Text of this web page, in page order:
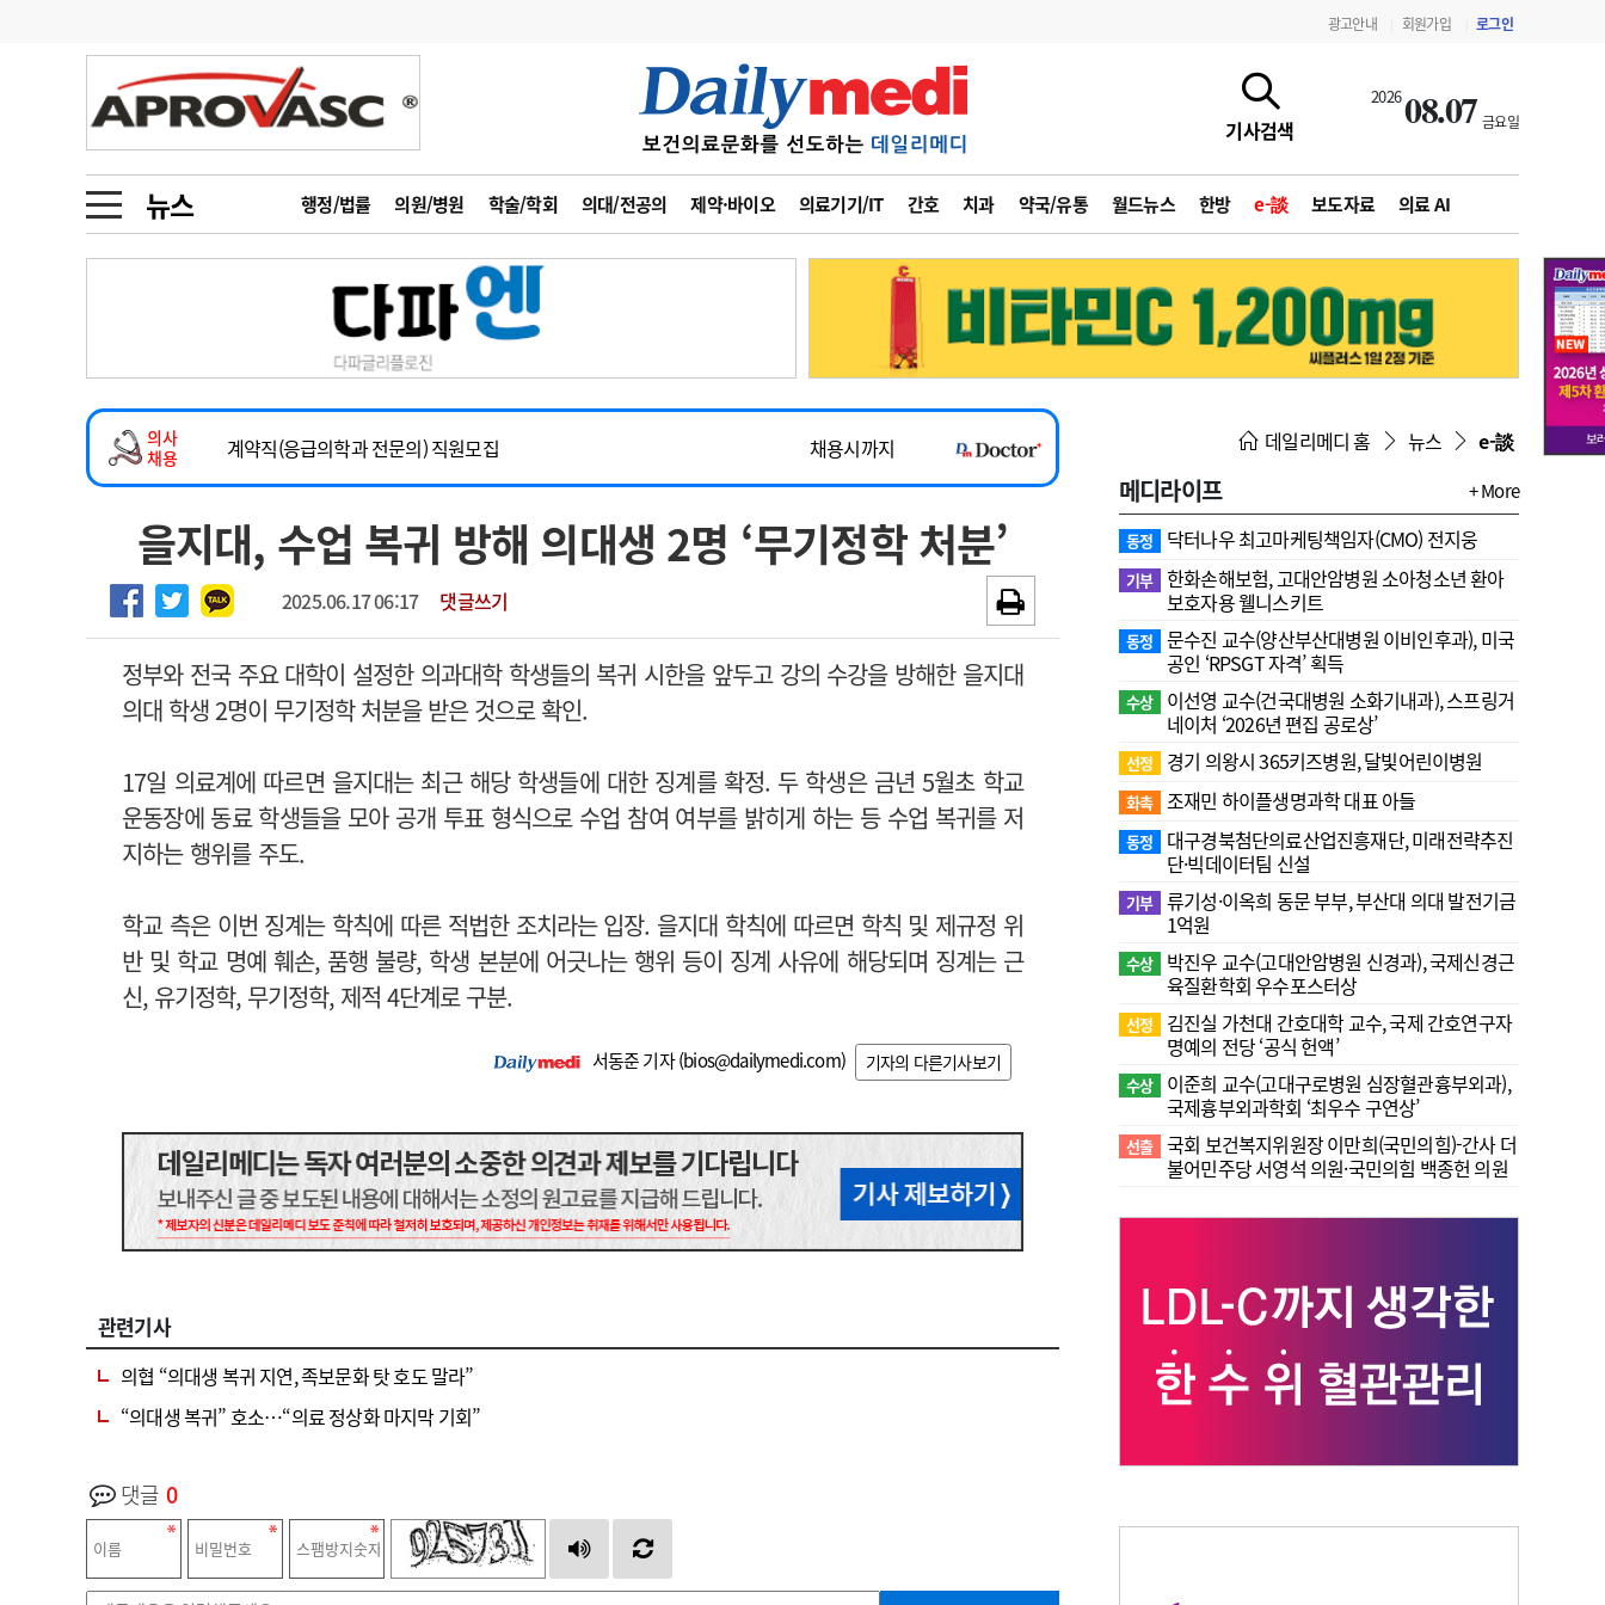
광고안내 회원가입 로그인
기사검색
202608.07 금요일
뉴스 행정/법률 의원/병원 학술/학회 의대/전공의 제약·바이오 의료기기/IT 간호 치과 약국/유통 월드뉴스 한방 e-談 보도자료 의료 AI
금주의 검색어
1
의사인력 수급 추계
2
성분명 처방
3
AI의료
4
전공의 모집 결과
6
관리급여 실시
지필공 지원책
수련환경 개선
의과대학 입시
메디인포 인사 사고
오피니언 칼럼 수첩
인물 초대석 피플
동영상뉴스
포토뉴스
메디 Hospital 지역병원 중소병원
인포메이션 행정처분 판례 정책/통계 공시 지침·기준·평가 약제급여 심사 결과
고객센터 회사소개 법적고지 광고안내
의사
채용
2026년 하반기 인턴 모집
~2026-08-31
마취통증의학과 임기제 임상의사 채용
채용시까지
계약직(응급의학과 전문의) 직원모집
채용시까지
하반기 전공의(레지던트1년차) 모집
~2026-08-15
2026년 하반기 인턴 모집
~2026-08-31
마취통증의학과 임기제 임상의사 채용
을지대, 수업 복귀 방해 의대생 2명 ‘무기정학 처분’
2025.06.17 06:17 댓글쓰기
정부와 전국 주요 대학이 설정한 의과대학 학생들의 복귀 시한을 앞두고 강의 수강을 방해한 을지대
의대 학생 2명이 무기정학 처분을 받은 것으로 확인.
17일 의료계에 따르면 을지대는 최근 해당 학생들에 대한 징계를 확정. 두 학생은 금년 5월초 학교
운동장에 동료 학생들을 모아 공개 투표 형식으로 수업 참여 여부를 밝히게 하는 등 수업 복귀를 저
지하는 행위를 주도.
학교 측은 이번 징계는 학칙에 따른 적법한 조치라는 입장. 을지대 학칙에 따르면 학칙 및 제규정 위
반 및 학교 명예 훼손, 품행 불량, 학생 본분에 어긋나는 행위 등이 징계 사유에 해당되며 징계는 근
신, 유기정학, 무기정학, 제적 4단계로 구분.
서동준 기자 (bios@dailymedi.com) 기자의 다른기사보기
관련기사
의협 “의대생 복귀 지연, 족보문화 탓 호도 말라”
“의대생 복귀” 호소…“의료 정상화 마지막 기회”
댓글 0
데일리메디 홈 뉴스 e-談
메디라이프 + More
동정 닥터나우 최고마케팅책임자(CMO) 전지웅
기부 한화손해보험, 고대안암병원 소아청소년 환아
보호자용 웰니스키트
동정
문수진 교수( 양산부산대병원 이비인후과), 미국
공인 ‘RPSGT 자격’ 획득
수상
이선영 교수(건국대병원 소화기내과), 스프링거
네이처 ‘2026년 편집 공로상’
선정 경기 의왕시 365키즈병원, 달빛어린이병원
화촉 조재민 하이플생명과학 대표 아들
동정
대구경북첨단의료산업진흥재단, 미래전략추진
단·빅데이터팀 신설
기부 류기성·이옥희 동문 부부, 부산대 의대 발전기금
1억원
수상
박진우 교수(고대안암병원 신경과), 국제신경근
육질환학회 우수포스터상
선정
김진실 가천대 간호대학 교수, 국제 간호연구자
명예의 전당 ‘공식 헌액’
수상
이준희 교수(고대구로병원 심장혈관흉부외과),
국제흉부외과학회 ‘최우수 구연상’
선출 국회 보건복지위원장 이만희(국민의힘)-간사 더
불어민주당 서영석 의원·국민의힘 백종헌 의원